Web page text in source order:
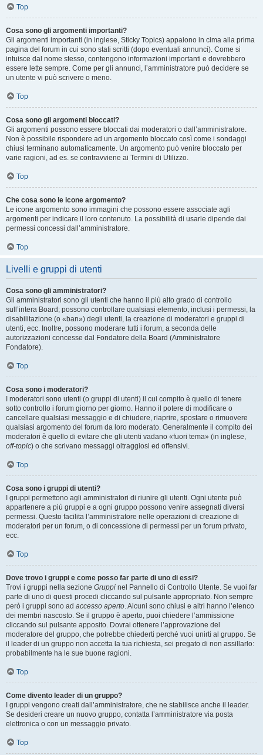
Top
Cosa sono gli argomenti importanti?
Gli argomenti importanti (in inglese, Sticky Topics) appaiono in cima alla prima
pagina del forum in cui sono stati scritti (dopo eventuali annunci). Come si
intuisce dal nome stesso, contengono informazioni importanti e dovrebbero
essere lette sempre. Come per gli annunci, l’amministratore può decidere se
un utente vi può scrivere o meno.
Top
Cosa sono gli argomenti bloccati?
Gli argomenti possono essere bloccati dai moderatori o dall’amministratore.
Non è possibile rispondere ad un argomento bloccato così come i sondaggi
chiusi terminano automaticamente. Un argomento può venire bloccato per
varie ragioni, ad es. se contravviene ai Termini di Utilizzo.
Top
Che cosa sono le icone argomento?
Le icone argomento sono immagini che possono essere associate agli
argomenti per indicare il loro contenuto. La possibilità di usarle dipende dai
permessi concessi dall’amministratore.
Top
Livelli e gruppi di utenti
Cosa sono gli amministratori?
Gli amministratori sono gli utenti che hanno il più alto grado di controllo
sull’intera Board; possono controllare qualsiasi elemento, inclusi i permessi, la
disabilitazione (o «ban») degli utenti, la creazione di moderatori e gruppi di
utenti, ecc. Inoltre, possono moderare tutti i forum, a seconda delle
autorizzazioni concesse dal Fondatore della Board (Amministratore
Fondatore).
Top
Cosa sono i moderatori?
I moderatori sono utenti (o gruppi di utenti) il cui compito è quello di tenere
sotto controllo i forum giorno per giorno. Hanno il potere di modificare o
cancellare qualsiasi messaggio e di chiudere, riaprire, spostare o rimuovere
qualsiasi argomento del forum da loro moderato. Generalmente il compito dei
moderatori è quello di evitare che gli utenti vadano «fuori tema» (in inglese,
off-topic) o che scrivano messaggi oltraggiosi ed offensivi.
Top
Cosa sono i gruppi di utenti?
I gruppi permettono agli amministratori di riunire gli utenti. Ogni utente può
appartenere a più gruppi e a ogni gruppo possono venire assegnati diversi
permessi. Questo facilita l’amministratore nelle operazioni di creazione di
moderatori per un forum, o di concessione di permessi per un forum privato,
ecc.
Top
Dove trovo i gruppi e come posso far parte di uno di essi?
Trovi i gruppi nella sezione Gruppi nel Pannello di Controllo Utente. Se vuoi far
parte di uno di questi procedi cliccando sul pulsante appropriato. Non sempre
però i gruppi sono ad accesso aperto. Alcuni sono chiusi e altri hanno l’elenco
dei membri nascosto. Se il gruppo è aperto, puoi chiedere l’ammissione
cliccando sul pulsante apposito. Dovrai ottenere l’approvazione del
moderatore del gruppo, che potrebbe chiederti perché vuoi unirti al gruppo. Se
il leader di un gruppo non accetta la tua richiesta, sei pregato di non assillarlo:
probabilmente ha le sue buone ragioni.
Top
Come divento leader di un gruppo?
I gruppi vengono creati dall’amministratore, che ne stabilisce anche il leader.
Se desideri creare un nuovo gruppo, contatta l’amministratore via posta
elettronica o con un messaggio privato.
Top